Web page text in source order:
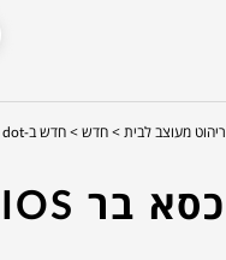
ריהוט מעוצב לבית > חדש > חדש ב-dot >
כסא בר DARIOS